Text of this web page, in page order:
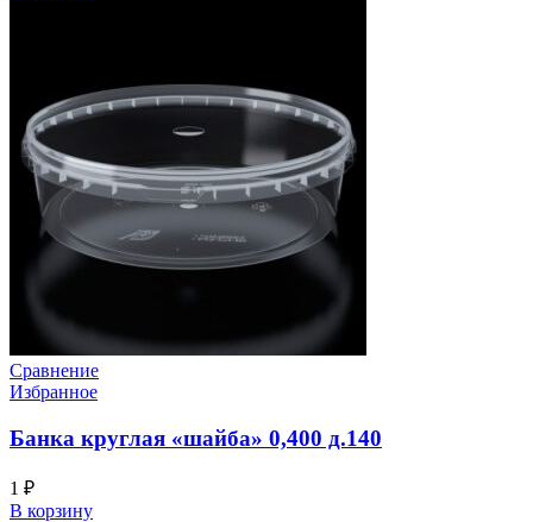
Сравнение
Избранное
Банка круглая «шайба» 0,400 д.140
1 ₽
В корзину